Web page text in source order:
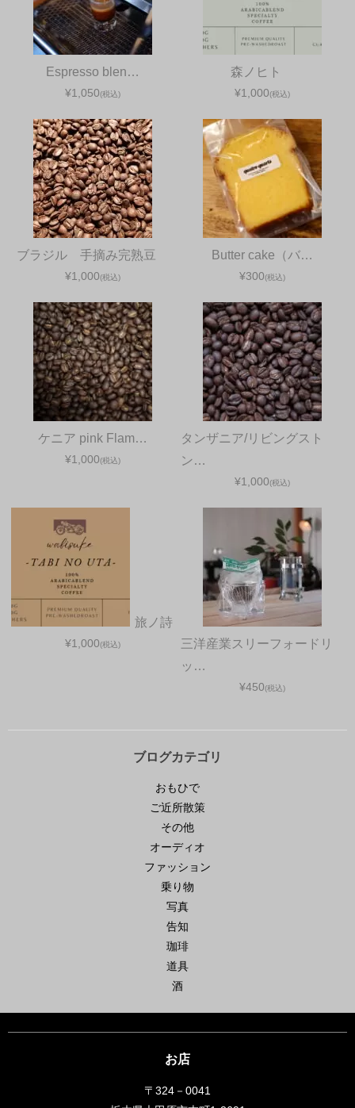
Espresso blen…
¥1,050(税込)
森ノヒト
¥1,000(税込)
ブラジル 手摘み完熟豆
¥1,000(税込)
Butter cake（バ…
¥300(税込)
ケニア pink Flam…
¥1,000(税込)
タンザニア/リビングスト
ン…
¥1,000(税込)
旅ノ詩
¥1,000(税込)
三洋産業スリーフォードリ
ッ…
¥450(税込)
ブログカテゴリ
おもひで
ご近所散策
その他
オーディオ
ファッション
乗り物
写真
告知
珈琲
道具
酒
お店
〒324－0041